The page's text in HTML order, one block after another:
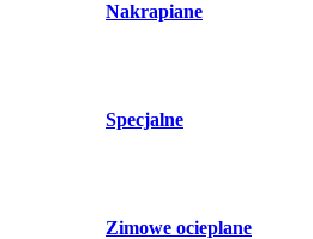
Nakrapiane
Specjalne
Zimowe ocieplane